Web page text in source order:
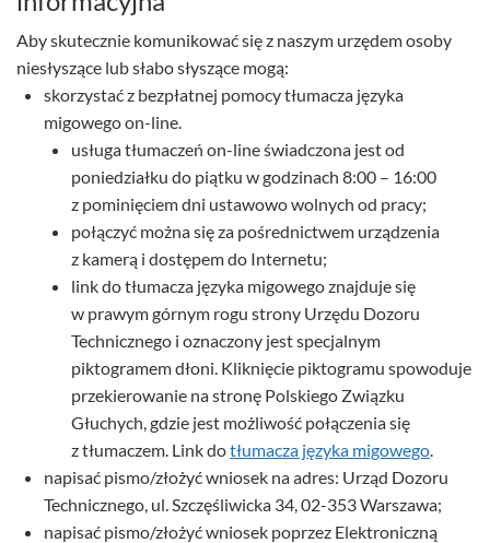
Aby skutecznie komunikować się z naszym urzędem osoby
niesłyszące lub słabo słyszące mogą:
skorzystać z bezpłatnej pomocy tłumacza języka
migowego on-line.
usługa tłumaczeń on-line świadczona jest od
poniedziałku do piątku w godzinach 8:00 – 16:00
z pominięciem dni ustawowo wolnych od pracy;
połączyć można się za pośrednictwem urządzenia
z kamerą i dostępem do Internetu;
link do tłumacza języka migowego znajduje się
w prawym górnym rogu strony Urzędu Dozoru
Technicznego i oznaczony jest specjalnym
piktogramem dłoni. Kliknięcie piktogramu spowoduje
przekierowanie na stronę Polskiego Związku
Głuchych, gdzie jest możliwość połączenia się
z tłumaczem. Link dotłumacza języka migowego.
napisać pismo/złożyć wniosek na adres: Urząd Dozoru
Technicznego, ul. Szczęśliwicka 34, 02-353 Warszawa;
napisać pismo/złożyć wniosek poprzez Elektroniczną